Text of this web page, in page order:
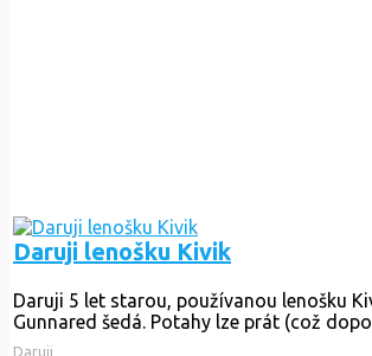
Daruji lenošku Kivik
Daruji 5 let starou, používanou lenošku
Gunnared šedá. Potahy lze prát (což
Daruji